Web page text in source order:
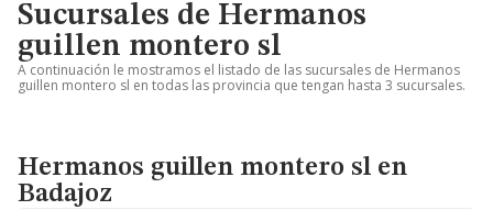
Sucursales de Hermanos
guillen montero sl
A continuación le mostramos el listado de las sucursales de Hermanos
guillen montero sl en todas las provincia que tengan hasta 3 sucursales.
Hermanos guillen montero sl en
Badajoz